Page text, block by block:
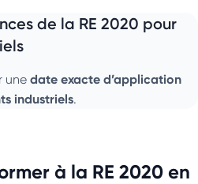
de la RE 2020 pour
une date exacte d’application
industriels.
à la RE 2020 en